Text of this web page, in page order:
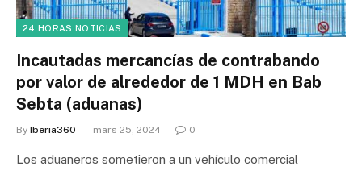
24 HORAS NOTICIAS
Incautadas mercancías de contrabando
por valor de alrededor de 1 MDH en Bab
Sebta (aduanas)
By Iberia360 mars 25, 2024 0
Los aduaneros sometieron a un vehículo comercial